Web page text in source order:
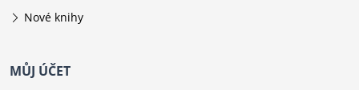
Nové knihy
MŮJ ÚČET